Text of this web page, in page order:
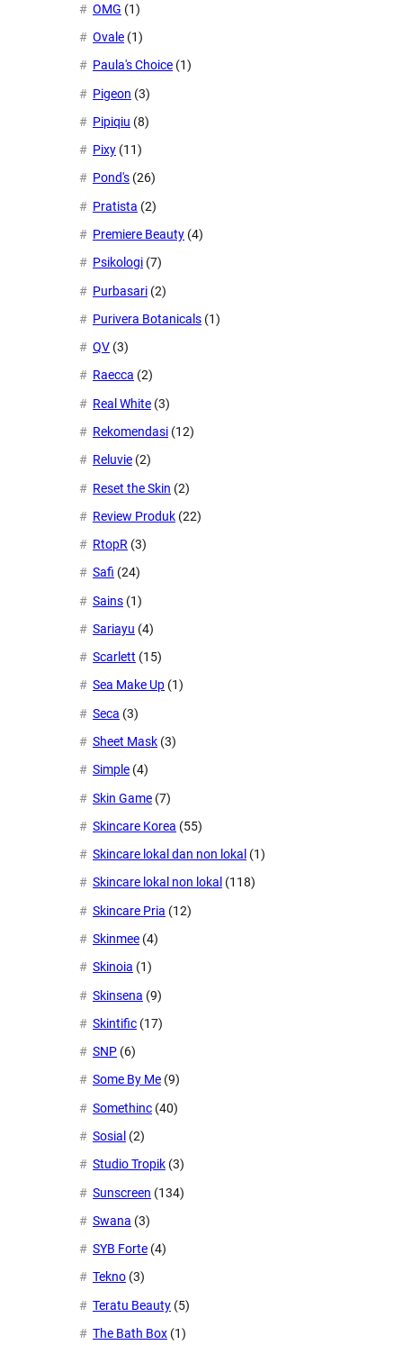
OMG (1)
Ovale (1)
Paula's Choice (1)
Pigeon (3)
Pipiqiu (8)
Pixy (11)
Pond's (26)
Pratista (2)
Premiere Beauty (4)
Psikologi (7)
Purbasari (2)
Purivera Botanicals (1)
QV (3)
Raecca (2)
Real White (3)
Rekomendasi (12)
Reluvie (2)
Reset the Skin (2)
Review Produk (22)
RtopR (3)
Safi (24)
Sains (1)
Sariayu (4)
Scarlett (15)
Sea Make Up (1)
Seca (3)
Sheet Mask (3)
Simple (4)
Skin Game (7)
Skincare Korea (55)
Skincare lokal dan non lokal (1)
Skincare lokal non lokal (118)
Skincare Pria (12)
Skinmee (4)
Skinoia (1)
Skinsena (9)
Skintific (17)
SNP (6)
Some By Me (9)
Somethinc (40)
Sosial (2)
Studio Tropik (3)
Sunscreen (134)
Swana (3)
SYB Forte (4)
Tekno (3)
Teratu Beauty (5)
The Bath Box (1)